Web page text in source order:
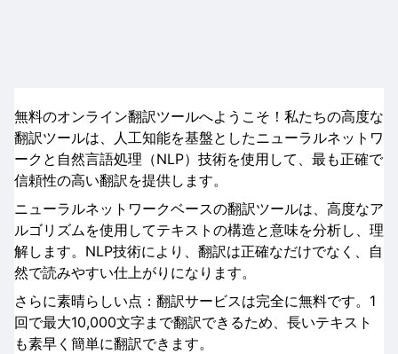
無料のオンライン翻訳ツールへようこそ！私たちの高度な
翻訳ツールは、人工知能を基盤としたニューラルネットワ
ークと自然言語処理（NLP）技術を使用して、最も正確で
信頼性の高い翻訳を提供します。
ニューラルネットワークベースの翻訳ツールは、高度なア
ルゴリズムを使用してテキストの構造と意味を分析し、理
解します。NLP技術により、翻訳は正確なだけでなく、自
然で読みやすい仕上がりになります。
さらに素晴らしい点：翻訳サービスは完全に無料です。1
回で最大10,000文字まで翻訳できるため、長いテキスト
も素早く簡単に翻訳できます。